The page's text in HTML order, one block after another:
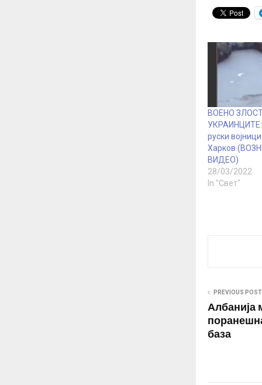
ВОЕНО
руски
Харков
ВИДЕО)
28/03/2022
In "Свет"
PREVIOUS POST
Албанија
база